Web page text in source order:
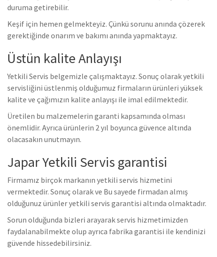
duruma getirebilir.
Keşif için hemen gelmekteyiz. Çünkü sorunu anında çözerek
gerektiğinde onarım ve bakımı anında yapmaktayız.
Üstün kalite Anlayışı
Yetkili Servis belgemizle çalışmaktayız. Sonuç olarak yetkili
servisliğini üstlenmiş olduğumuz firmaların ürünleri yüksek
kalite ve çağımızın kalite anlayışı ile imal edilmektedir.
Üretilen bu malzemelerin garanti kapsamında olması
önemlidir. Ayrıca ürünlerin 2 yıl boyunca güvence altında
olacasakın unutmayın.
Japar Yetkili Servis garantisi
Firmamız birçok markanın yetkili servis hizmetini
vermektedir. Sonuç olarak ve Bu sayede firmadan almış
olduğunuz ürünler yetkili servis garantisi altında olmaktadır.
Sorun olduğunda bizleri arayarak servis hizmetimizden
faydalanabilmekte olup ayrıca fabrika garantisi ile kendinizi
güvende hissedebilirsiniz.